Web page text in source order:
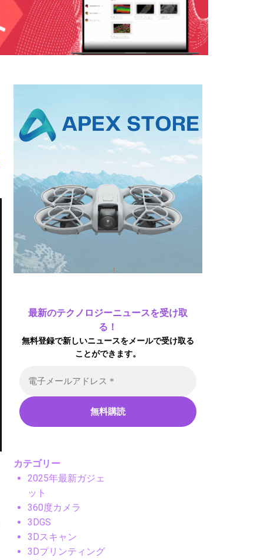
最新のテクノロジーニュースを受け取
る！
無料登録で新しいニュースをメールで受け取る
ことができます。
カテゴリー
2025年最新ガジェ
ット
360度カメラ
3DGS
3Dスキャン
3Dプリンティング